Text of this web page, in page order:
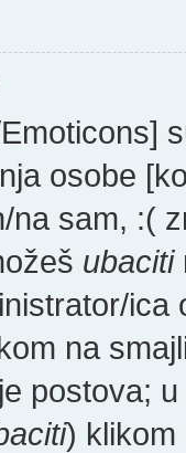
osobe
na sam, :(
ubaciti
na
postova;
)